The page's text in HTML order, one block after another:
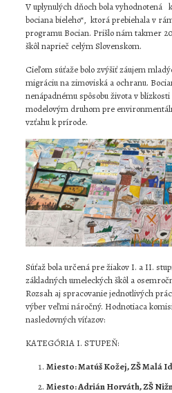
V uplynulých dňoch bola vyhodnotená
bociana bieleho“, ktorá prebiehala v
programu Bocian. Prišlo nám takmer
škôl naprieč celým Slovenskom.
Cieľom súťaže bolo zvýšiť záujem
migráciu na zimoviská a ochranu.
nenápadnému spôsobu života v
modelovým druhom pre
vzťahu k prírode.
Súťaž bola určená pre žiakov I. a II.
základných umeleckých škôl a
Rozsah aj spracovanie jednotlivých
výber veľmi náročný. Hodnotiaca
nasledovných víťazov:
KATEGÓRIA I. STUPEŇ:
Miesto: Matúš Kožej, ZŠ Malá
Miesto: Adrián Horváth, ZŠ